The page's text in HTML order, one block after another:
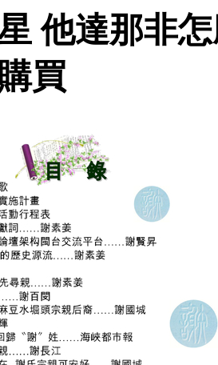
他達那非
買